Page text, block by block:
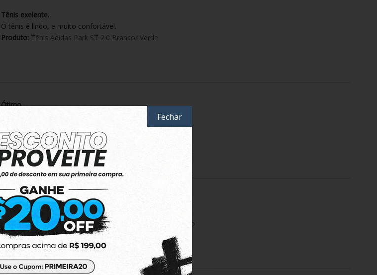
Tênis exelente.
O tênis é lindo, e muito confortável.
Produto: Tênis Adidas Park ST 2.0 Branco/ Verde
Ótimo
Minha compra chegou bem embalado
Conforme o anúncio
Produto:Jaqueta Rusty Dinky Cinza
Ótimo produto
Amei! Um pouco pequena mas tudo certo
Produto:Top Adidas Originals Regata Essentials Swim Preto
Fechar